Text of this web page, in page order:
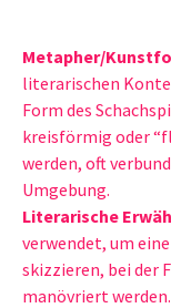
Metapher/
literarischen
Form des
kreisförmig oder
werden, oft
Umgebung.
Literarische
verwendet, um
skizzieren, bei der
manövriert werden.